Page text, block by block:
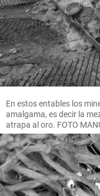
En estos entables los
amalgama, es decir la
atrapa al oro. FOTO